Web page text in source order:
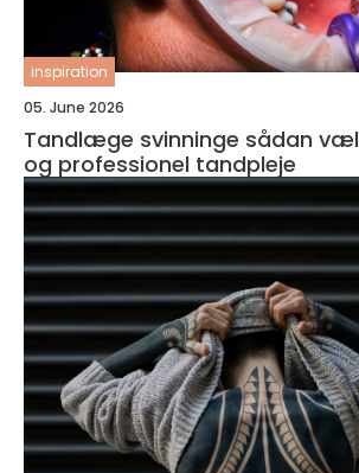
inspiration
05. June 2026
Tandlæge svinninge sådan vælger du tryg
og professionel tandpleje